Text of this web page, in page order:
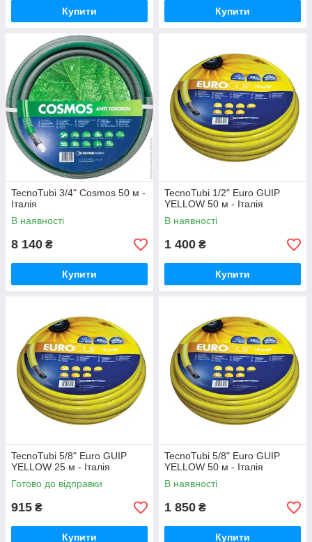
Купити Купити
TecnoTubi 3/4" Cosmos 50 м -
Італія
В наявності
8 140 ₴
Купити
TecnoTubi 1/2" Euro GUIP
YELLOW 50 м - Італія
В наявності
1 400 ₴
Купити
TecnoTubi 5/8" Euro GUIP
YELLOW 25 м - Італія
Готово до відправки
915 ₴
Купити
TecnoTubi 5/8" Euro GUIP
YELLOW 50 м - Італія
В наявності
1 850 ₴
Купити